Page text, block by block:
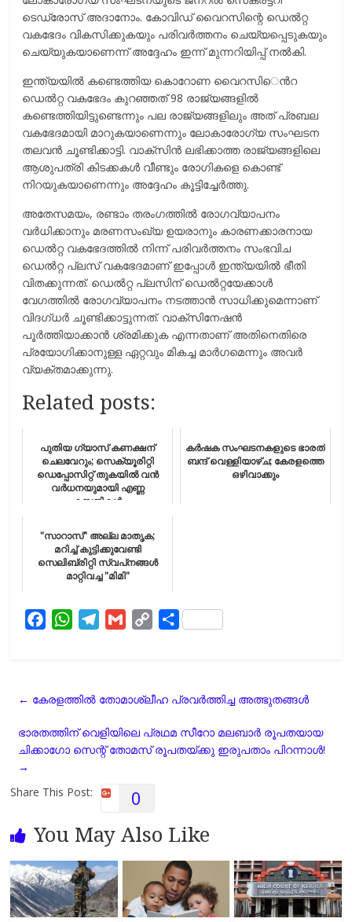
ടെഡ്രോസ് അദാനോം. കോവിഡ് വൈറസിന്റെ ഡെൽറ്റ
വകഭേദം വികസിക്കുകയും പരിവര്‍ത്തനം ചെയ്യപ്പെടുകയും
ചെയ്യുകയാണെന്ന്​ അദ്ദേഹം ഇന്ന്​ മുന്നറിയിപ്പ് നല്‍കി.
ഇന്ത്യയില്‍ കണ്ടെത്തിയ കൊറോണ വൈറസി​െന്‍റ
ഡെല്‍റ്റ വകഭേദം കുറഞ്ഞത്​ 98 രാജ്യങ്ങളില്‍
കണ്ടെത്തിയിട്ടുണ്ടെന്നും പല രാജ്യങ്ങളിലും അത്​ പ്രബല
വകഭേദമായി മാറുകയാണെന്നും ലോകാരോഗ്യ സംഘടന
തലവന്‍ ചൂണ്ടിക്കാട്ടി. വാക്സിന്‍ ലഭിക്കാത്ത രാജ്യങ്ങളിലെ
ആശുപത്രി കിടക്കകള്‍ വീണ്ടും രോഗികളെ കൊണ്ട്
നിറയുകയാണെന്നും അദ്ദേഹം കൂട്ടിച്ചേര്‍ത്തു.
അതേസമയം, രണ്ടാം തരംഗത്തില്‍ രോഗവ്യാപനം
വര്‍ധിക്കാനും മരണസംഖ്യ ഉയരാനും കാരണക്കാരനായ
ഡെല്‍റ്റ വകഭേദത്തില്‍ നിന്ന്​​ പരിവര്‍ത്തനം സംഭവിച
ഡെല്‍റ്റ പ്ലസ്​ വകഭേദമാണ്​ ഇപ്പോള്‍ ഇന്ത്യയില്‍ ഭീതി
വിതക്കുന്നത്​. ഡെല്‍റ്റ പ്ലസിന്​ ഡെല്‍റ്റയേക്കാള്‍
വേഗത്തില്‍ രോഗവ്യാപനം നടത്താന്‍ സാധിക്കുമെന്നാണ്​
വിദഗ്​ധര്‍ ചൂണ്ടിക്കാട്ടുന്നത്​. വാക്​സിനേഷന്‍
പൂര്‍ത്തിയാക്കാന്‍ ശ്രമിക്കുക എന്നതാണ്​ അതിനെതിരെ
പ്രയോഗിക്കാനുള്ള ഏറ്റവും മികച്ച മാര്‍ഗമെന്നും അവര്‍
വ്യക്​തമാക്കുന്നു.
Related posts:
പുതിയ ഗ്യാസ് കണക്ഷന്
ചെലവേറും; സെക്യൂരിറ്റി
ഡെപ്പോസിറ്റ് തുകയിൽ വൻ
വർധനയുമായി എണ്ണ
കമ്പനികൾ
കര്‍ഷക സംഘടനകളുടെ ഭാരത്
ബന്ദ് വെള്ളിയാഴ്ച; കേരളത്തെ
ഒഴിവാക്കും
"സാറാസ്" അല്ല മാതൃക;
മറിച്ച് കുട്ടിക്കുവേണ്ടി
സെലിബ്രിറ്റി സ്വപ്‌നങ്ങൾ
മാറ്റിവച്ച "മിമി"
b
o
W
s
p
g
a
m
l
L
n
S
e
← കേരളത്തിൽ തോമാശ്ലീഹ പ്രവർത്തിച്ച അത്ഭുതങ്ങൾ
ഭാരതത്തിന് വെളിയിലെ പ്രഥമ സീറോ മലബാർ രൂപതയായ
ചിക്കാഗോ സെന്റ് തോമസ് രൂപതയ്ക്കു ഇരുപതാം പിറന്നാൾ!
→
Share This Post:
0
You May Also Like